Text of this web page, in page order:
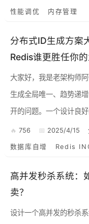
性能调优 内存管理
分布式ID生成方案
Redis谁更胜任你的
大家好，我是老架构师
生成全局唯一、趋势递
开的问题。一个设计良
性，甚至影响系统性能
流...
756 2025/4/15
数据库自增 Redis
高并发秒杀系统：
卖？
设计一个高并发的秒杀